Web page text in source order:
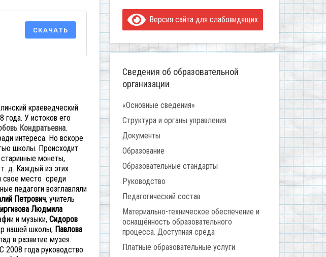
СКАЧАТЬ
краеведческий
года. У истоков его
Кондратьевна.
интереса. Но вскоре
школы. Происходит
монеты,
д. Каждый из этих
свое место среди
педагоги возглавляли
Петрович, учитель
Людмила
и музыки, Сидоров
нашей школы, Павлова
в развитие музея.
2008 года руководство
Версия сайта для слабовидящих
Сведения об образовательной
организации
«Основные сведения»
Структура и органы управления
Документы
Образование
Образовательные стандарты
Руководство
Педагогический состав
Материально-техническое обеспечение и
оснащённость образовательного
процесса. Доступная среда
Платные образовательные услуги